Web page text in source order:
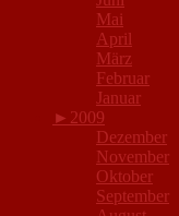
Mai
April
März
Februar
Januar
► 2009
Dezember
November
Oktober
September